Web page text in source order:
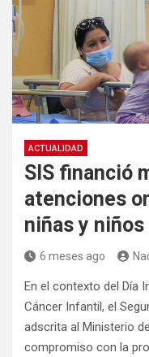
ACTUALIDAD
SIS financió
atenciones
niñas y
6 meses ago
En el contexto del Día
Cáncer Infantil, el
adscrita al Ministerio
compromiso con la